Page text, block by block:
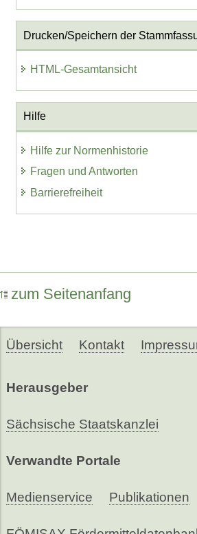
Drucken/Speichern der
HTML-Gesamtansicht
Hilfe
Hilfe zur Normenhistorie
Fragen und Antworten
Barrierefreiheit
zum Seitenanfang
Übersicht Kontakt
Herausgeber
Sächsische Staatskanzlei
Verwandte Portale
Medienservice Publikationen